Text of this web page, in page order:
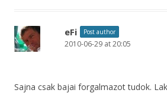
eFi Post author
2010-06-29 at 20:05
Sajna csak bajai forgalmazot tudok.